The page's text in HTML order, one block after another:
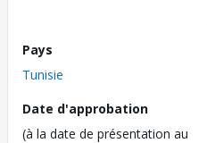
Pays
Tunisie
Date d'approbation
(à la date de présentation au